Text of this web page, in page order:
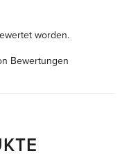
worden.
Bewertungen